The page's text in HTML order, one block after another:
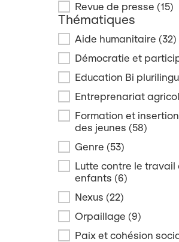
Revue de presse (15)
Thématiques
Thématiques
Aide humanitaire (32)
Démocratie et
Education Bi
Entreprenariat
Formation et
des jeunes (58)
Genre (53)
Lutte contre le travail
enfants (6)
Nexus (22)
Orpaillage (9)
Paix et cohésion